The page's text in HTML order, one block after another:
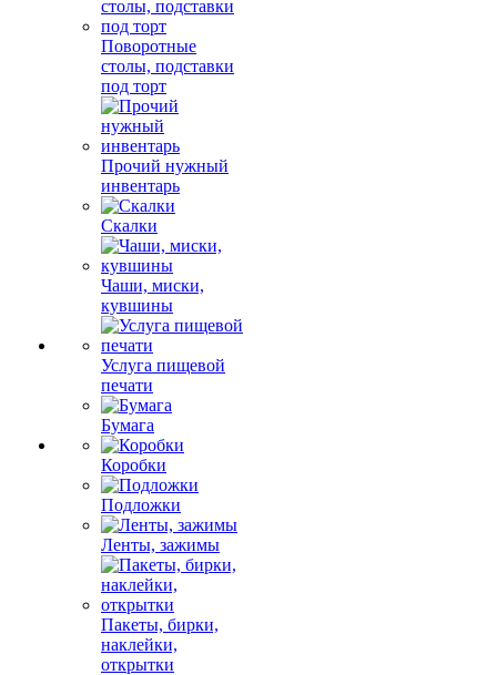
Поворотные
столы, подставки
под торт
Прочий нужный
инвентарь
Скалки
Чаши, миски,
кувшины
Услуга пищевой
печати
Бумага
Коробки
Подложки
Ленты, зажимы
Пакеты, бирки,
наклейки,
открытки